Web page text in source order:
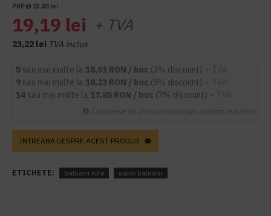
PRP 23,88 lei
19,19 lei + TVA
23,22 lei TVA inclus
5 sau mai multe la 18,61 RON / buc (3% discount)
9 sau mai multe la 18,23 RON / buc (5% discount)
14 sau mai multe la 17,85 RON / buc (7% discount)
INTREABA DESPRE ACEST PRODUS
ETICHETE: balsam rufe sano balsam